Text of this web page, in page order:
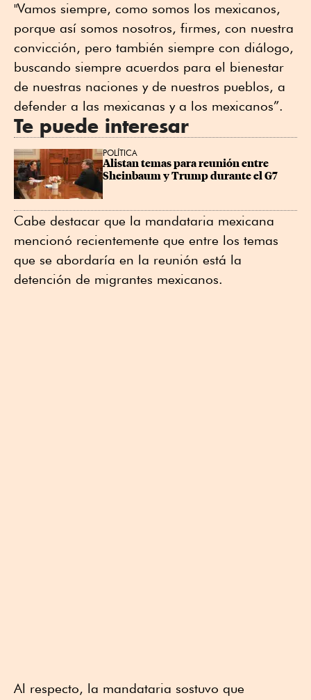
"Vamos siempre, como somos los mexicanos,
porque así somos nosotros, firmes, con nuestra
convicción, pero también siempre con diálogo,
buscando siempre acuerdos para el bienestar
de nuestras naciones y de nuestros pueblos, a
defender a las mexicanas y a los mexicanos”.
Te puede interesar
POLÍTICA
Alistan temas para reunión entre
Sheinbaum y Trump durante el G7
Cabe destacar que la mandataria mexicana
mencionó recientemente que entre los temas
que se abordaría en la reunión está la
detención de migrantes mexicanos.
Al respecto, la mandataria sostuvo que